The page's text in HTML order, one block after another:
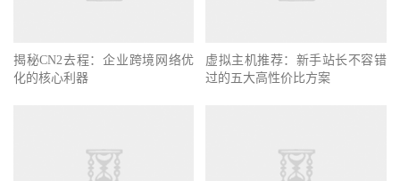
揭秘CN2去程：企业跨境网络优
化的核心利器
虚拟主机推荐：新手站长不容错
过的五大高性价比方案